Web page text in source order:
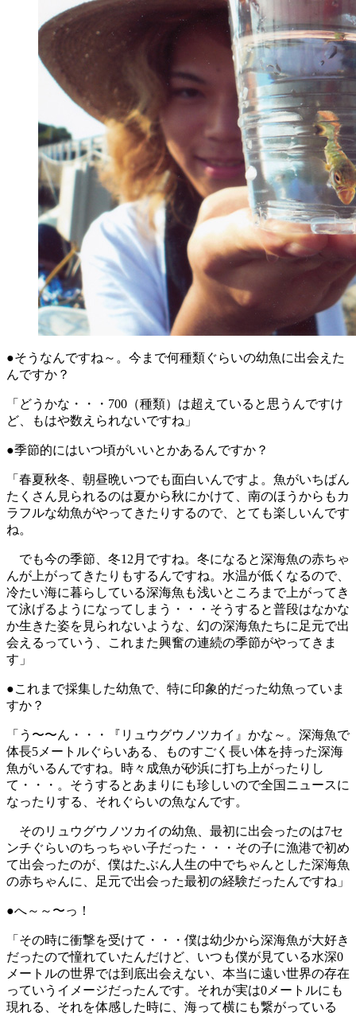
●そうなんですね～。今まで何種類ぐらいの幼魚に出会えた
んですか？
「どうかな・・・700（種類）は超えていると思うんですけ
ど、もはや数えられないですね」
●季節的にはいつ頃がいいとかあるんですか？
「春夏秋冬、朝昼晩いつでも面白いんですよ。魚がいちばん
たくさん見られるのは夏から秋にかけて、南のほうからもカ
ラフルな幼魚がやってきたりするので、とても楽しいんです
ね。
でも今の季節、冬12月ですね。冬になると深海魚の赤ちゃ
んが上がってきたりもするんですね。水温が低くなるので、
冷たい海に暮らしている深海魚も浅いところまで上がってき
て泳げるようになってしまう・・・そうすると普段はなかな
か生きた姿を見られないような、幻の深海魚たちに足元で出
会えるっていう、これまた興奮の連続の季節がやってきま
す」
●これまで採集した幼魚で、特に印象的だった幼魚っていま
すか？
「う〜〜ん・・・『リュウグウノツカイ』かな～。深海魚で
体長5メートルぐらいある、ものすごく長い体を持った深海
魚がいるんですね。時々成魚が砂浜に打ち上がったりし
て・・・。そうするとあまりにも珍しいので全国ニュースに
なったりする、それぐらいの魚なんです。
そのリュウグウノツカイの幼魚、最初に出会ったのは7セ
ンチぐらいのちっちゃい子だった・・・その子に漁港で初め
て出会ったのが、僕はたぶん人生の中でちゃんとした深海魚
の赤ちゃんに、足元で出会った最初の経験だったんですね」
●へ～～〜っ！
「その時に衝撃を受けて・・・僕は幼少から深海魚が大好き
だったので憧れていたんだけど、いつも僕が見ている水深0
メートルの世界では到底出会えない、本当に遠い世界の存在
っていうイメージだったんです。それが実は0メートルにも
現れる、それを体感した時に、海って横にも繋がっている